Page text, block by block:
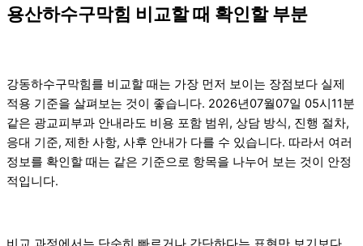
용산하수구막힘 비교할 때 확인할 부분
강동하수구막힘를 비교할 때는 가장 먼저 보이는 장점보다 실제
적용 기준을 살펴보는 것이 좋습니다. 2026년07월07일 05시11분
같은 광교피부과 안내라도 비용 포함 범위, 상담 방식, 진행 절차,
응대 기준, 제한 사항, 사후 안내가 다를 수 있습니다. 따라서 여러
정보를 확인할 때는 같은 기준으로 항목을 나누어 보는 것이 안정
적입니다.